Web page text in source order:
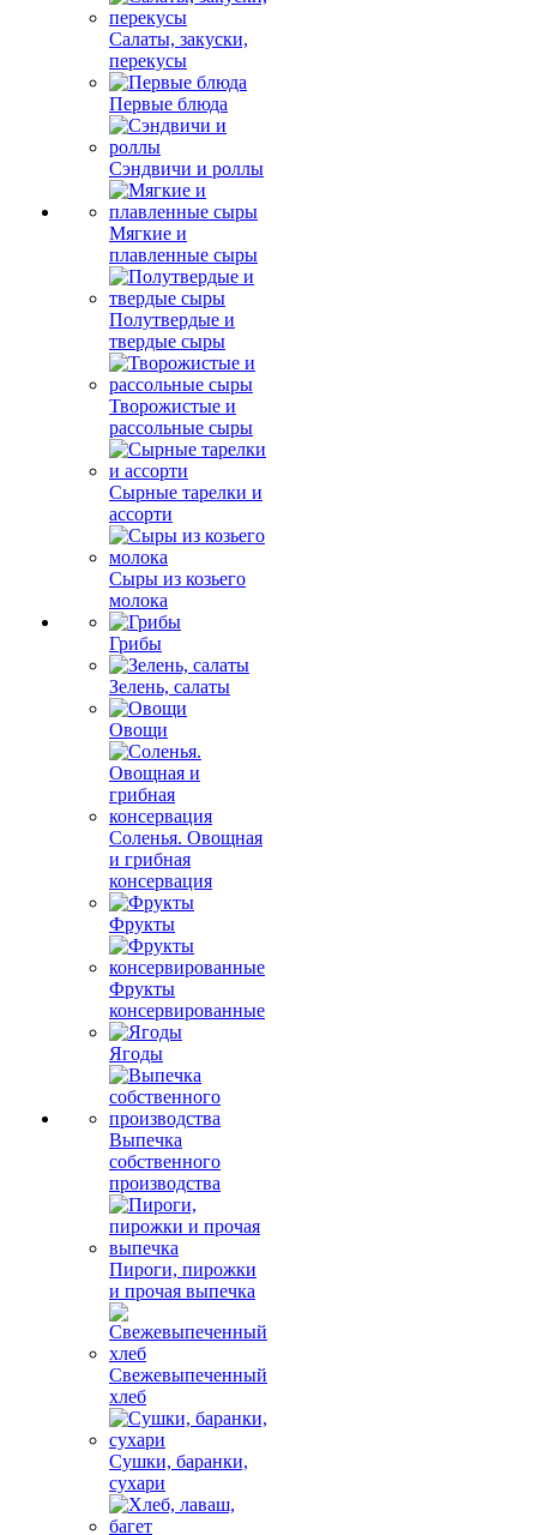
Салаты, закуски,
перекусы
Первые блюда
Сэндвичи и роллы
Мягкие и
плавленные сыры
Полутвердые и
твердые сыры
Творожистые и
рассольные сыры
Сырные тарелки и
ассорти
Сыры из козьего
молока
Грибы
Зелень, салаты
Овощи
Соленья. Овощная
и грибная
консервация
Фрукты
Фрукты
консервированные
Ягоды
Выпечка
собственного
производства
Пироги, пирожки
и прочая выпечка
Свежевыпеченный
хлеб
Сушки, баранки,
сухари